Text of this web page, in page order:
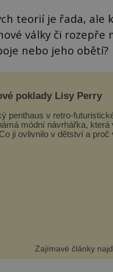
teorií je řada, ale
války či rozepře
nebo jeho obětí?
poklady Lisy Perry
penthaus v retro-
módní návrhářka,
ji ovlivnilo v dětství a
Zajímavé články